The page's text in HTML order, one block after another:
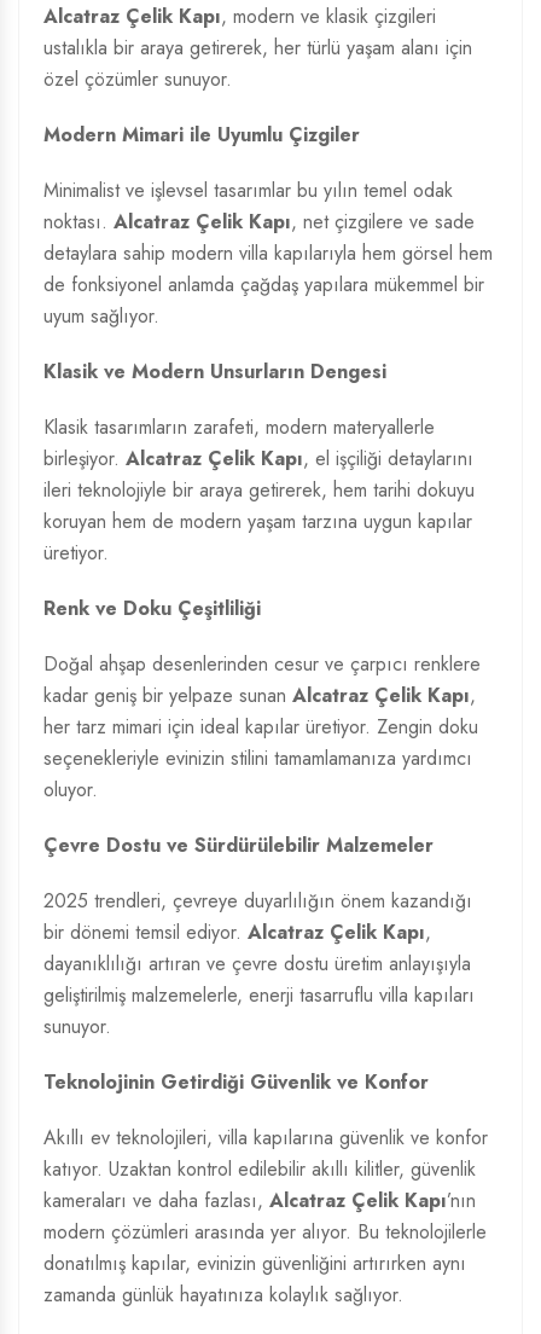
Alcatraz Çelik Kapı, modern ve klasik çizgileri
ustalıkla bir araya getirerek, her türlü yaşam alanı için
özel çözümler sunuyor.
Modern Mimari ile Uyumlu Çizgiler
Minimalist ve işlevsel tasarımlar bu yılın temel odak
noktası. Alcatraz Çelik Kapı, net çizgilere ve sade
detaylara sahip modern villa kapılarıyla hem görsel hem
de fonksiyonel anlamda çağdaş yapılara mükemmel bir
uyum sağlıyor.
Klasik ve Modern Unsurların Dengesi
Klasik tasarımların zarafeti, modern materyallerle
birleşiyor. Alcatraz Çelik Kapı, el işçiliği detaylarını
ileri teknolojiyle bir araya getirerek, hem tarihi dokuyu
koruyan hem de modern yaşam tarzına uygun kapılar
üretiyor.
Renk ve Doku Çeşitliliği
Doğal ahşap desenlerinden cesur ve çarpıcı renklere
kadar geniş bir yelpaze sunan Alcatraz Çelik Kapı,
her tarz mimari için ideal kapılar üretiyor. Zengin doku
seçenekleriyle evinizin stilini tamamlamanıza yardımcı
oluyor.
Çevre Dostu ve Sürdürülebilir Malzemeler
2025 trendleri, çevreye duyarlılığın önem kazandığı
bir dönemi temsil ediyor. Alcatraz Çelik Kapı,
dayanıklılığı artıran ve çevre dostu üretim anlayışıyla
geliştirilmiş malzemelerle, enerji tasarruflu villa kapıları
sunuyor.
Teknolojinin Getirdiği Güvenlik ve Konfor
Akıllı ev teknolojileri, villa kapılarına güvenlik ve konfor
katıyor. Uzaktan kontrol edilebilir akıllı kilitler, güvenlik
kameraları ve daha fazlası, Alcatraz Çelik Kapı’nın
modern çözümleri arasında yer alıyor. Bu teknolojilerle
donatılmış kapılar, evinizin güvenliğini artırırken aynı
zamanda günlük hayatınıza kolaylık sağlıyor.